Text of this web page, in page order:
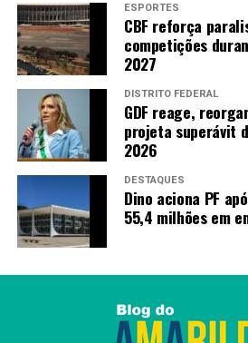
ESPORTES
CBF reforça
competições
2027
DISTRITO FEDERAL
GDF reage,
projeta superávit
2026
DESTAQUES
Dino aciona PF
55,4 milhões em